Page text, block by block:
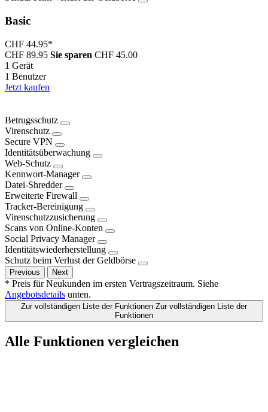
Basic
CHF 44.95*
CHF 89.95 Sie sparen CHF 45.00
1 Gerät
1 Benutzer
Jetzt kaufen
Betrugsschutz
Virenschutz
Secure VPN
Identitätsüberwachung
Web-Schutz
Kennwort-Manager
Datei-Shredder
Erweiterte Firewall
Tracker-Bereinigung
Virenschutzzusicherung
Scans von Online-Konten
Social Privacy Manager
Identitätswiederherstellung
Schutz beim Verlust der Geldbörse
Previous Next
* Preis für Neukunden im ersten Vertragszeitraum. Siehe
Angebotsdetails unten.
Zur vollständigen Liste der Funktionen Zur vollständigen Liste der
Funktionen
Alle Funktionen vergleichen